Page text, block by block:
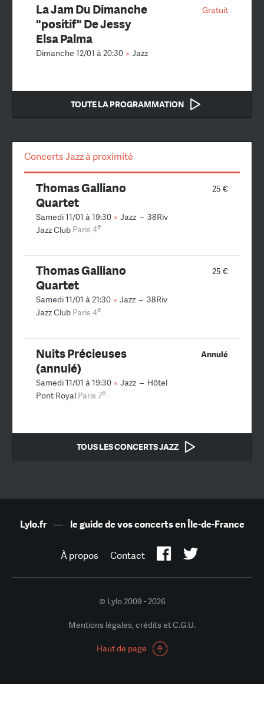
Gratuit
La Jam Du Dimanche
"positif" De Jessy
Elsa Palma
Dimanche 12/01 à 20:30 Jazz
TOUTE LA PROGRAMMATION
Concerts Jazz à proximité
25 €
Thomas Galliano
Quartet
Samedi 11/01 à 19:30 Jazz – 38Riv
Jazz Club Paris 4e
25 €
Thomas Galliano
Quartet
Samedi 11/01 à 21:30 Jazz – 38Riv
Jazz Club Paris 4e
Annulé
Nuits Précieuses
(annulé)
Samedi 11/01 à 19:30 Jazz – Hôtel
Pont Royal Paris 7e
TOUS LES CONCERTS JAZZ
Lylo.fr— le guide de vos concerts en Île-de-France
À propos Contact
© Lylo 2009 - 2026
Mentions légales, crédits et C.G.U.
Haut de page